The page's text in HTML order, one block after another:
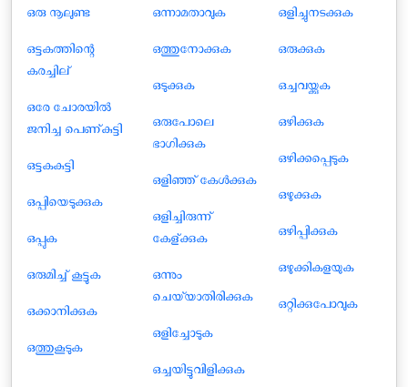
ഒരു നൂലുണ്ട
ഒട്ടകത്തിന്റെ
കരച്ചില്
ഒരേ ചോരയില്‍
ജനിച്ച പെണ്കുട്ടി
ഒട്ടകകുട്ടി
ഒപ്പിയെടുക്കുക
ഒപ്പുക
ഒരുമിച്ച് കൂട്ടുക
ഒക്കാനിക്കുക
ഒത്തുകൂടുക
ഒന്നാമതാവുക
ഒത്തുനോക്കുക
ഒടുക്കുക
ഒരുപോലെ
ഭാഗിക്കുക
ഒളിഞ്ഞ് കേൾക്കുക
ഒളിച്ചിരുന്ന്
കേള്ക്കുക
ഒന്നും
ചെയ്യാതിരിക്കുക
ഒളിച്ചോടുക
ഒച്ചയിട്ടുവിളിക്കുക
ഒളിച്ചുനടക്കുക
ഒരുക്കുക
ഒച്ചവയ്ക്കുക
ഒഴിക്കുക
ഒഴിക്കപ്പെടുക
ഒഴുക്കുക
ഒഴിപ്പിക്കുക
ഒഴുക്കികളയുക
ഒറ്റിക്കുപോവുക